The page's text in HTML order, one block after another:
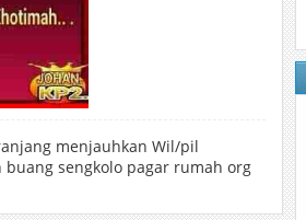
menjauhkan Wil/pil
sengkolo pagar rumah org